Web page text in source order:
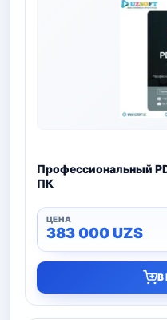
Профессиональный
ПК
383 000UZS
В